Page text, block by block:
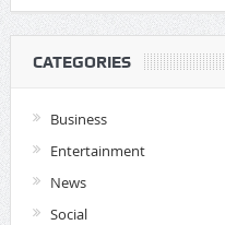
CATEGORIES
Business
Entertainment
News
Social